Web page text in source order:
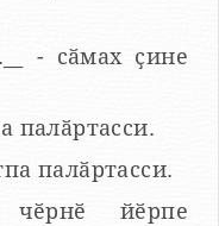
- сӑмах ҫине
палӑртасси.
палӑртасси.
чӗрнӗ йӗрпе